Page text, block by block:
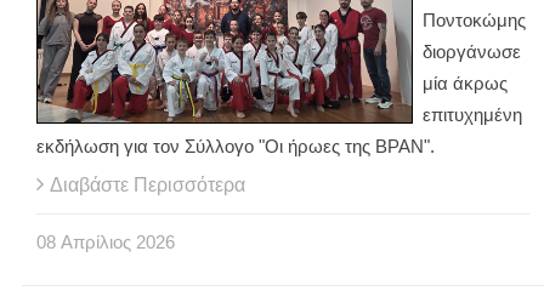
Ποντοκώμης
διοργάνωσε
μία άκρως
επιτυχημένη
εκδήλωση για τον Σύλλογο "Οι ήρωες της BPAN".
Διαβάστε Περισσότερα
08 Απρίλιος 2026